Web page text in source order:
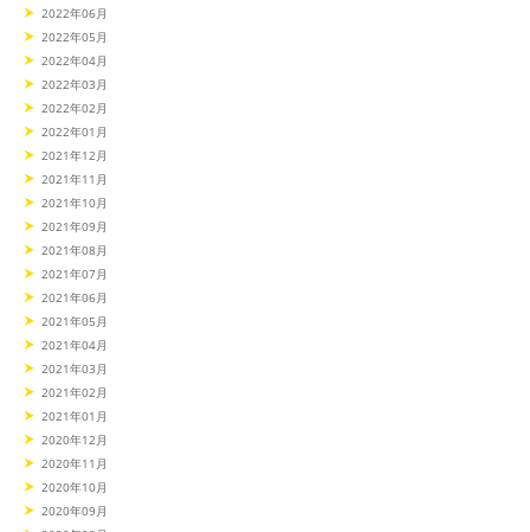
2022年06月
2022年05月
2022年04月
2022年03月
2022年02月
2022年01月
2021年12月
2021年11月
2021年10月
2021年09月
2021年08月
2021年07月
2021年06月
2021年05月
2021年04月
2021年03月
2021年02月
2021年01月
2020年12月
2020年11月
2020年10月
2020年09月